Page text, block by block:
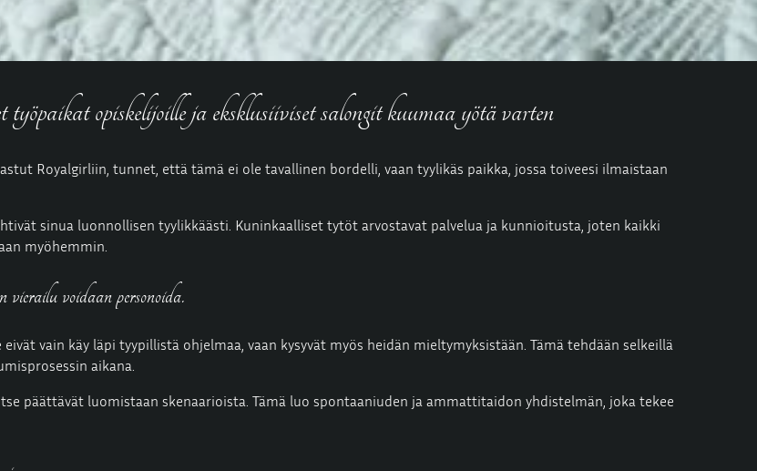
opiskelijoille ja eksklusiiviset salongit kuumaa yötä varten
Royalgirliin, tunnet, että tämä ei ole tavallinen bordelli, vaan tyylikäs paikka, jossa toiveesi ilmaistaan
sinua luonnollisen tyylikkäästi. Kuninkaalliset tytöt arvostavat palvelua ja kunnioitusta, joten kaikki
myöhemmin.
vierailu voidaan personoida.
vain käy läpi tyypillistä ohjelmaa, vaan kysyvät myös heidän mieltymyksistään. Tämä tehdään selkeillä
aikana.
päättävät luomistaan skenaarioista. Tämä luo spontaaniuden ja ammattitaidon yhdistelmän, joka tekee